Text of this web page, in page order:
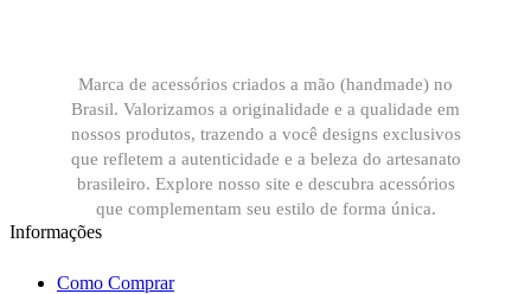
Marca de acessórios criados a mão (handmade) no
Brasil. Valorizamos a originalidade e a qualidade em
nossos produtos, trazendo a você designs exclusivos
que refletem a autenticidade e a beleza do artesanato
brasileiro. Explore nosso site e descubra acessórios
que complementam seu estilo de forma única.
Informações
Como Comprar